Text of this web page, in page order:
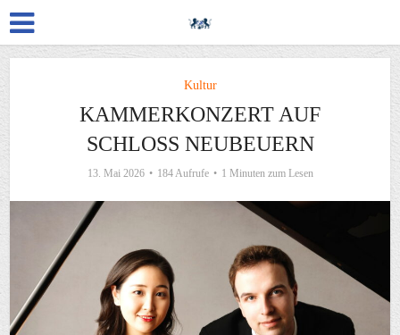
Kultur
KAMMERKONZERT AUF
SCHLOSS NEUBEUERN
13. Mai 2026 184 Aufrufe 1 Minuten zum Lesen